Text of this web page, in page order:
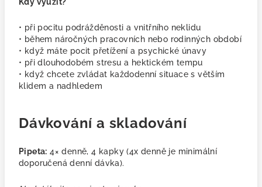
• při pocitu podrážděnosti a vnitřního neklidu
• během náročných pracovních nebo rodinných období
• když máte pocit přetížení a psychické únavy
• při dlouhodobém stresu a hektickém tempu
• když chcete zvládat každodenní situace s větším
klidem a nadhledem
Dávkování a skladování
Pipeta: 4× denně, 4 kapky (4x denně je minimální
doporučená denní dávka).